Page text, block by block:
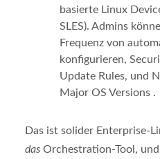
basierte Linux
SLES). Admins
Frequenz von
konfigurieren,
Update Rules, und
Major OS Versions .
Das ist solider Enterprise-
dasOrchestration-Tool,